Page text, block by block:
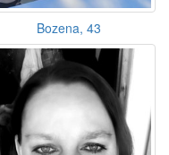
Bozena, 43